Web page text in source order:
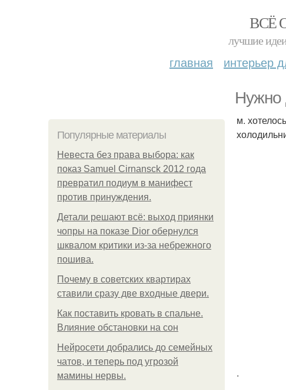
ВСЁ
лучшие
главная интерьер
Нужно
Популярные материалы
Невеста без права выбора: как
показ Samuel Cirnansck 2012 года
превратил подиум в манифест
против принуждения.
Детали решают всё: выход приянки
чопры на показе Dior обернулся
шквалом критики из-за небрежного
пошива.
Почему в советских квартирах
ставили сразу две входные двери.
Как поставить кровать в спальне.
Влияние обстановки на сон
Нейросети добрались до семейных
чатов, и теперь под угрозой
мамины нервы.
м.
.